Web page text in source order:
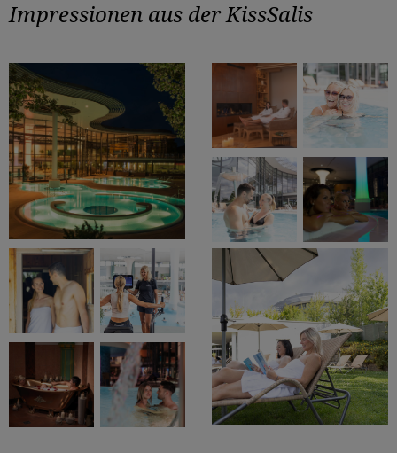
Impressionen aus der KissSalis